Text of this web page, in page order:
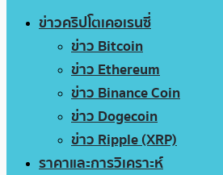
ข่าวคริปโตเคอเรนซี่
ข่าว Bitcoin
ข่าว Ethereum
ข่าว Binance Coin
ข่าว Dogecoin
ข่าว Ripple (XRP)
ราคาและการวิเคราะห์